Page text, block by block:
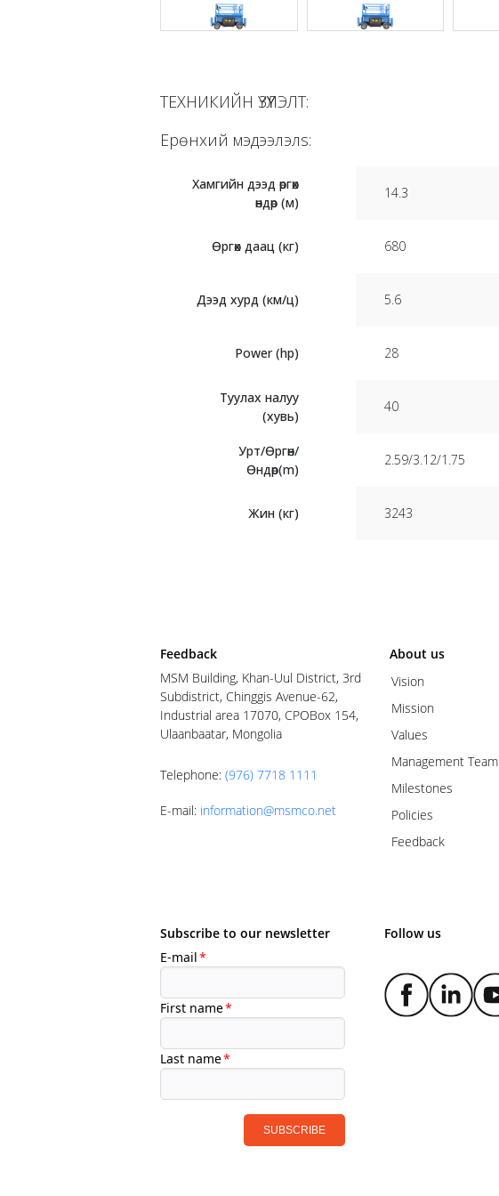
ТЕХНИКИЙН ҮЗҮҮЛЭЛТ:
Ерөнхий мэдээлэлs:
Хамгийн дээд өргөх
өндөр (м)
14.3
Өргөх даац (кг) 680
Дээд хурд (км/ц) 5.6
Power (hp) 28
Туулах налуу
(хувь)
40
Урт/Өргөн/
Өндөр(m)
2.59/3.12/1.75
Жин (кг) 3243
Feedback
MSM Building, Khan-Uul District, 3rd
Subdistrict, Chinggis Avenue-62,
Industrial area 17070, CPOBox 154,
Ulaanbaatar, Mongolia
Telephone: (976) 7718 1111
E-mail: information@msmco.net
About us
Vision
Mission
Values
Management Team
Milestones
Policies
Feedback
Subscribe to our newsletter Follow us